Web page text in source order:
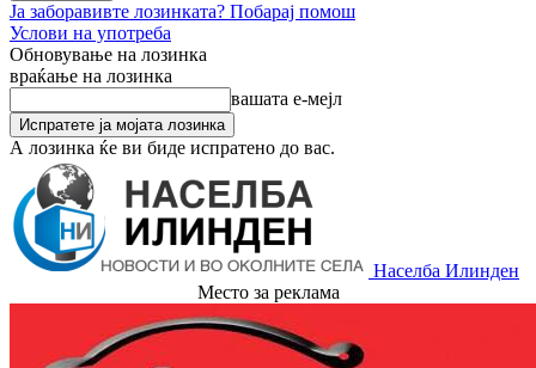
Ја заборавивте лозинката? Побарај помош
Услови на употреба
Обновување на лозинка
враќање на лозинка
вашата е-мејл
А лозинка ќе ви биде испратено до вас.
Населба Илинден
Место за реклама